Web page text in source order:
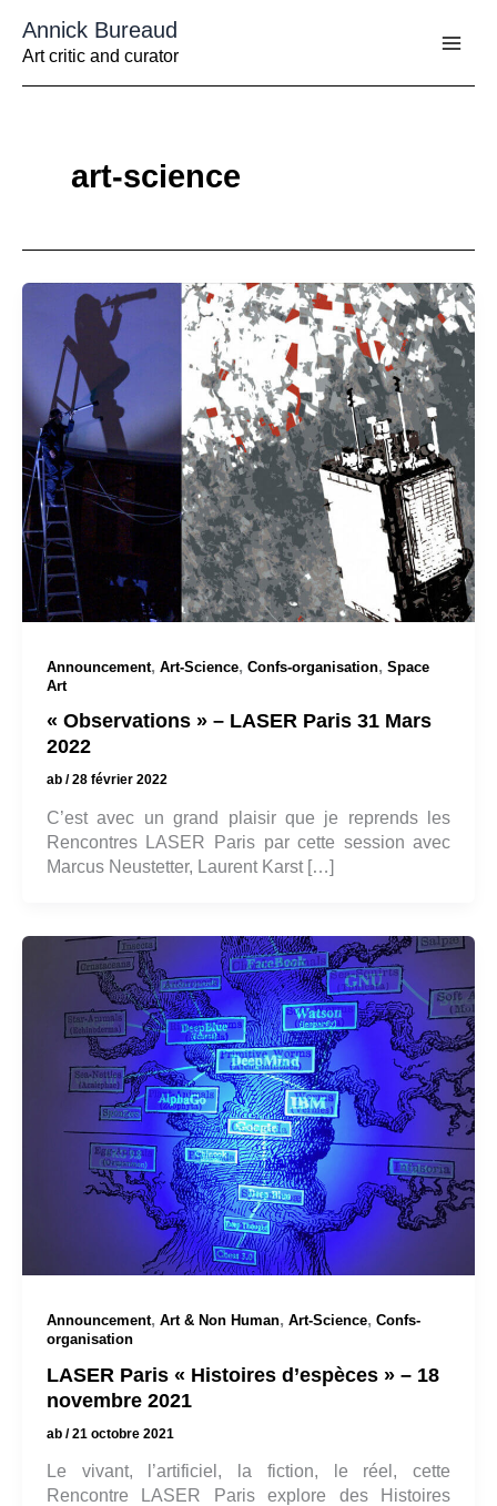
contenu
Annick Bureaud
Art critic and curator
art-science
Announcement, Art-Science, Confs-organisation, Space
Art
« Observations » – LASER Paris 31 Mars
2022
ab /28 février 2022
C’est avec un grand plaisir que je reprends les
Rencontres LASER Paris par cette session avec
Marcus Neustetter, Laurent Karst […]
Announcement, Art & Non Human, Art-Science, Confs-
organisation
LASER Paris « Histoires d’espèces » – 18
novembre 2021
ab /21 octobre 2021
Le vivant, l’artificiel, la fiction, le réel, cette
Rencontre LASER Paris explore des Histoires